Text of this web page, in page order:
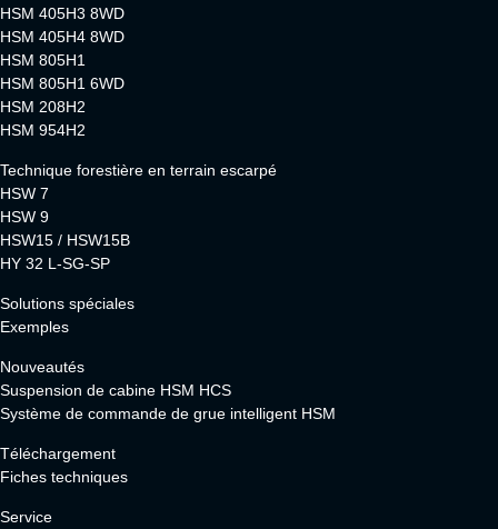
HSM 405H3 8WD
HSM 405H4 8WD
HSM 805H1
HSM 805H1 6WD
HSM 208H2
HSM 954H2
Technique forestière en terrain escarpé
HSW 7
HSW 9
HSW15 / HSW15B
HY 32 L-SG-SP
Solutions spéciales
Exemples
Nouveautés
Suspension de cabine HSM HCS
Système de commande de grue intelligent HSM
Téléchargement
Fiches techniques
Service